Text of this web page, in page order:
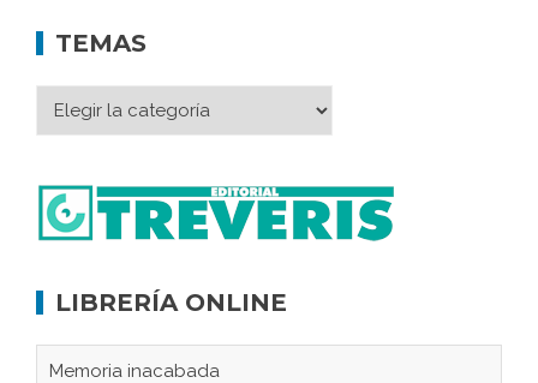
TEMAS
LIBRERÍA ONLINE
Memoria inacabada